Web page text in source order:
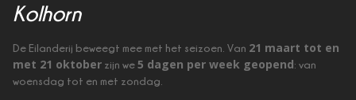
Kolhorn
De Eilanderij beweegt mee met het seizoen. Van 21 maart tot en
met 21 oktober zijn we 5 dagen per week geopend: van
woensdag tot en met zondag.